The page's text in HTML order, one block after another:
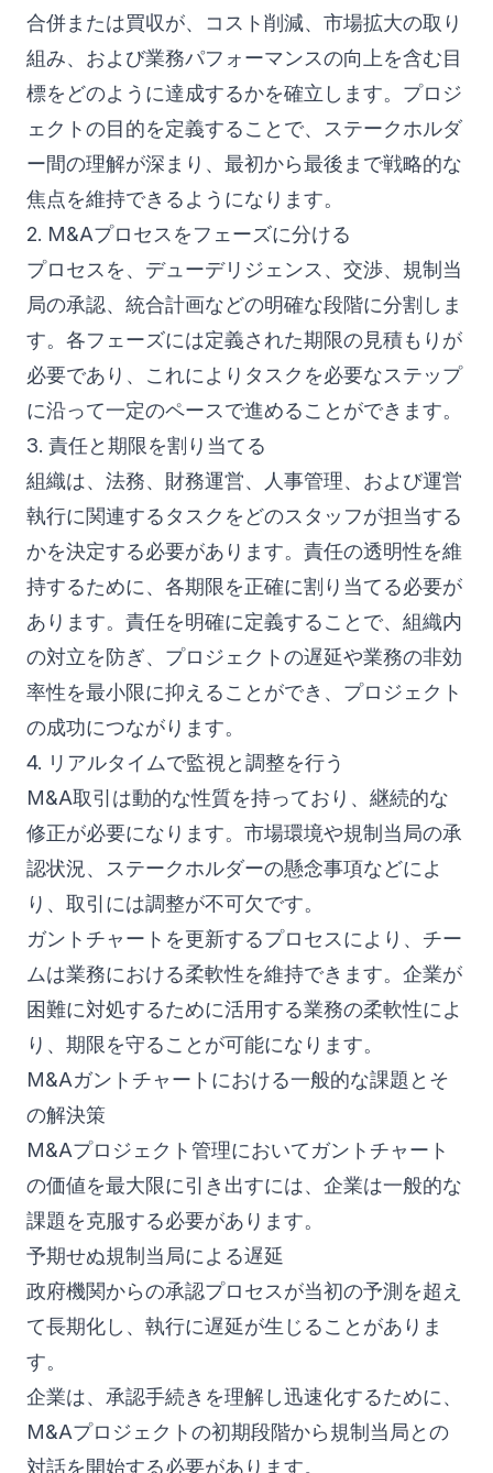
合併または買収が、コスト削減、市場拡大の取り
組み、および業務パフォーマンスの向上を含む目
標をどのように達成するかを確立します。プロジ
ェクトの目的を定義することで、ステークホルダ
ー間の理解が深まり、最初から最後まで戦略的な
焦点を維持できるようになります。
2. M&Aプロセスをフェーズに分ける
プロセスを、デューデリジェンス、交渉、規制当
局の承認、統合計画などの明確な段階に分割しま
す。各フェーズには定義された期限の見積もりが
必要であり、これによりタスクを必要なステップ
に沿って一定のペースで進めることができます。
3. 責任と期限を割り当てる
組織は、法務、財務運営、人事管理、および運営
執行に関連するタスクをどのスタッフが担当する
かを決定する必要があります。責任の透明性を維
持するために、各期限を正確に割り当てる必要が
あります。責任を明確に定義することで、組織内
の対立を防ぎ、プロジェクトの遅延や業務の非効
率性を最小限に抑えることができ、プロジェクト
の成功につながります。
4. リアルタイムで監視と調整を行う
M&A取引は動的な性質を持っており、継続的な
修正が必要になります。市場環境や規制当局の承
認状況、ステークホルダーの懸念事項などによ
り、取引には調整が不可欠です。
ガントチャートを更新するプロセスにより、チー
ムは業務における柔軟性を維持できます。企業が
困難に対処するために活用する業務の柔軟性によ
り、期限を守ることが可能になります。
M&Aガントチャートにおける一般的な課題とそ
の解決策
M&Aプロジェクト管理においてガントチャート
の価値を最大限に引き出すには、企業は一般的な
課題を克服する必要があります。
予期せぬ規制当局による遅延
政府機関からの承認プロセスが当初の予測を超え
て長期化し、執行に遅延が生じることがありま
す。
企業は、承認手続きを理解し迅速化するために、
M&Aプロジェクトの初期段階から規制当局との
対話を開始する必要があります。